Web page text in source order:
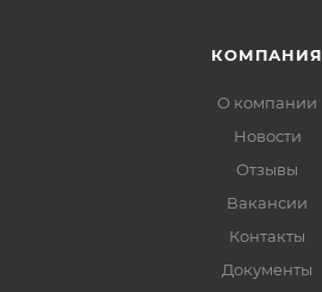
КОМПАНИЯ
О компании
Новости
Отзывы
Вакансии
Контакты
Документы